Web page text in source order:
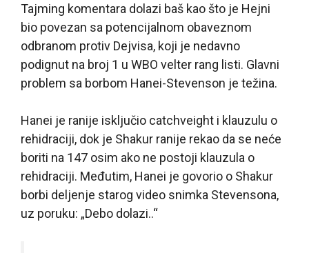
Tajming komentara dolazi baš kao što je Hejni
bio povezan sa potencijalnom obaveznom
odbranom protiv Dejvisa, koji je nedavno
podignut na broj 1 u WBO velter rang listi. Glavni
problem sa borbom Hanei-Stevenson je težina.
Hanei je ranije isključio catchveight i klauzulu o
rehidraciji, dok je Shakur ranije rekao da se neće
boriti na 147 osim ako ne postoji klauzula o
rehidraciji. Međutim, Hanei je govorio o Shakur
borbi deljenje starog video snimka Stevensona,
uz poruku: „Debo dolazi..“